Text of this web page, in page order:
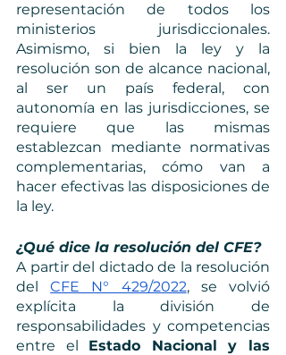
representación de todos los
ministerios jurisdiccionales.
Asimismo, si bien la ley y la
resolución son de alcance nacional,
al ser un país federal, con
autonomía en las jurisdicciones, se
requiere que las mismas
establezcan mediante normativas
complementarias, cómo van a
hacer efectivas las disposiciones de
la ley.
¿Qué dice la resolución del CFE?
A partir del dictado de la resolución
del CFE N° 429/2022, se volvió
explícita la división de
responsabilidades y competencias
entre el Estado Nacional y las